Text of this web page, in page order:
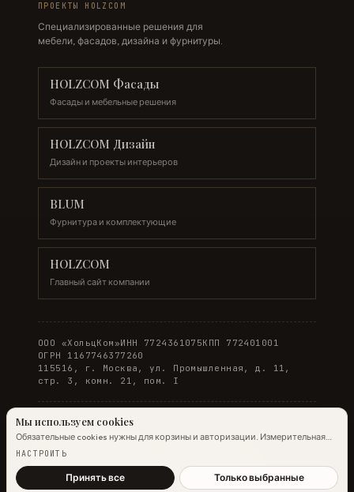
ПРОЕКТЫ HOLZCOM
Специализированные решения для
мебели, фасадов, дизайна и фурнитуры.
HOLZCOM Фасады
Фасады и мебельные решения
HOLZCOM Дизайн
Дизайн и проекты интерьеров
BLUM
Фурнитура и комплектующие
HOLZCOM
Главный сайт компании
ООО «ХольцКом»ИНН 7724361075КПП 772401001
ОГРН 1167746377260
115516, г. Москва, ул. Промышленная, д. 11,
стр. 3, комн. 21, пом. I
© 2026 WOODONLINE. Все права защищены.
Мы используем cookies
Обязательные cookies нужны для корзины и авторизации. Измерительная
аналитика Яндекс.Метрики работает на обычных страницах всегда;
Подробнее →
НАСТРОИТЬ
Принять все Только выбранные